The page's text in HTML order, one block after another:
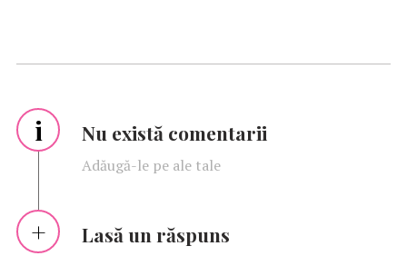
i Nu există comentarii
Adăugă-le pe ale tale
Lasă un răspuns